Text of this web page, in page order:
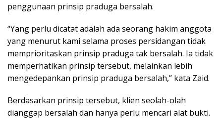
penggunaan prinsip praduga bersalah.
“Yang perlu dicatat adalah ada seorang hakim anggota
yang menurut kami selama proses persidangan tidak
memprioritaskan prinsip praduga tak bersalah. Ia tidak
memperhatikan prinsip tersebut, melainkan lebih
mengedepankan prinsip praduga bersalah,” kata Zaid.
Berdasarkan prinsip tersebut, klien seolah-olah
dianggap bersalah dan hanya perlu mencari alat bukti.